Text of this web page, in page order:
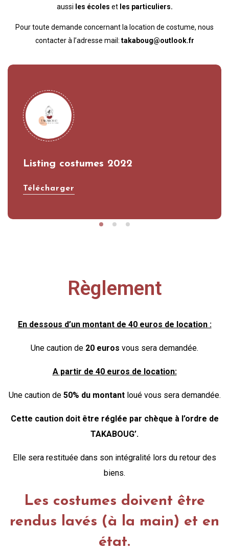
aussi les écoles et les particuliers.
Pour toute demande concernant la location de costume, nous
contacter à l’adresse mail: takaboug@outlook.fr
Listing costumes 2022
Télécharger
Règlement
En dessous d’un montant de 40 euros de location :
Une caution de 20 euros vous sera demandée.
A partir de 40 euros de location:
Une caution de 50% du montantloué vous sera demandée.
Cette caution doit être réglée par chèque à l’ordre de
TAKABOUG’.
Elle sera restituée dans son intégralité lors du retour des
biens.
Les costumes doivent être
rendus lavés (à la main) et en
état.